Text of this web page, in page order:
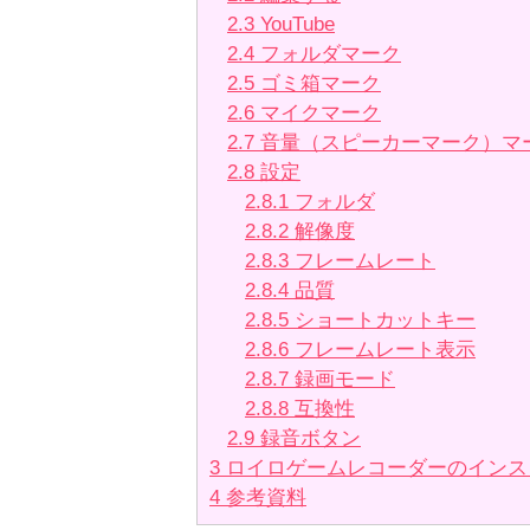
2.3 YouTube
2.4 フォルダマーク
2.5 ゴミ箱マーク
2.6 マイクマーク
2.7 音量（スピーカーマーク）マ
2.8 設定
2.8.1 フォルダ
2.8.2 解像度
2.8.3 フレームレート
2.8.4 品質
2.8.5 ショートカットキー
2.8.6 フレームレート表示
2.8.7 録画モード
2.8.8 互換性
2.9 録音ボタン
3 ロイロゲームレコーダーのイン
4 参考資料